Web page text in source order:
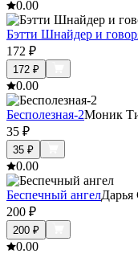
0.00
Бэтти Шнайдер и
172 ₽
172 ₽
0.00
Бесполезная-2Моник
35 ₽
35 ₽
0.00
Беспечный ангелДарья
200 ₽
200 ₽
0.00